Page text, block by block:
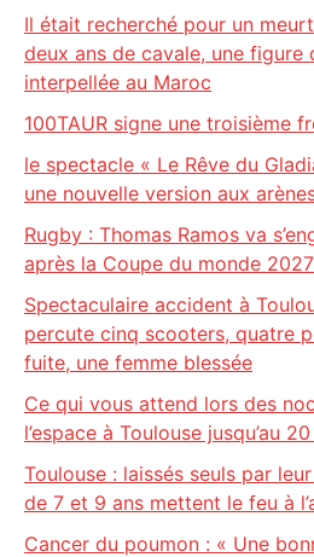
Il était recherché pour un
deux ans de cavale, une
interpellée au Maroc
100TAUR signe une troisième
le spectacle « Le Rêve du
une nouvelle version aux
Rugby : Thomas Ramos va
après la Coupe du monde 2027
Spectaculaire accident à
percute cinq scooters, quatre
fuite, une femme blessée
Ce qui vous attend lors des
l’espace à Toulouse jusqu’au
Toulouse : laissés seuls par
de 7 et 9 ans mettent le feu à
Cancer du poumon : « Une